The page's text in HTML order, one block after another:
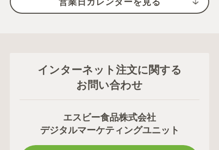
インターネット注文に関する
お問い合わせ
エスビー食品株式会社
デジタルマーケティングユニット